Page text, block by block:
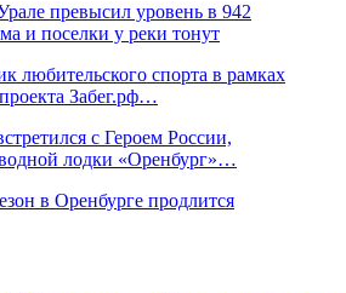
превысил уровень в 942
и поселки у реки тонут
любительского спорта в рамках
Забег.рф…
с Героем России,
лодки «Оренбург»…
в Оренбурге продлится